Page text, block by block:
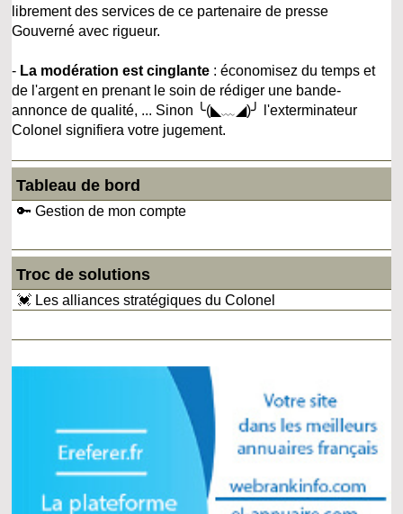
librement des services de ce partenaire de presse
Gouverné avec rigueur.
- La modération est cinglante : économisez du temps et
de l'argent en prenant le soin de rédiger une bande-
annonce de qualité, ... Sinon ╰(◣﹏◢)╯ l'exterminateur
Colonel signifiera votre jugement.
Tableau de bord
🔑 Gestion de mon compte
Troc de solutions
💓 Les alliances stratégiques du Colonel